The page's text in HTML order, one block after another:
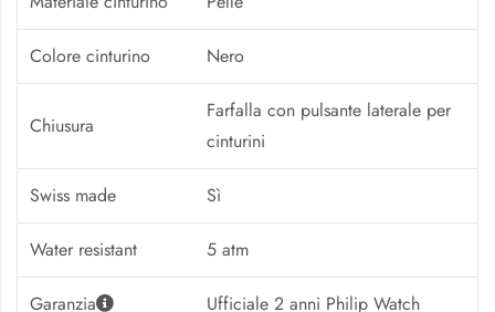
Colore cinturino Nero
Chiusura
Farfalla con pulsante laterale per
cinturini
Swiss made Sì
Water resistant 5 atm
Garanzia Ufficiale 2 anni Philip Watch